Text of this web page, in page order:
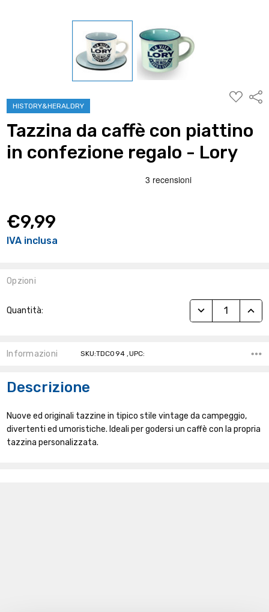
HISTORY&HERALDRY
ALLA
Tazzina da caffè con piattino
in confezione regalo - Lory
€9,99
IVA inclusa
Opzioni
Attuale:
Quantità: RIDUCI
Informazioni SKU:TDC094 ,UPC:
Descrizione
Nuove ed originali tazzine in tipico stile vintage da campeggio,
divertenti ed umoristiche. Ideali per godersi un caffè con la propria
tazzina personalizzata.